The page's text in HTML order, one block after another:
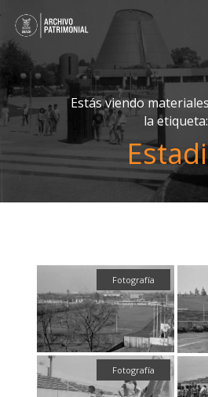
Estás viendo
la etiqueta:
Fotografía
Fotografía